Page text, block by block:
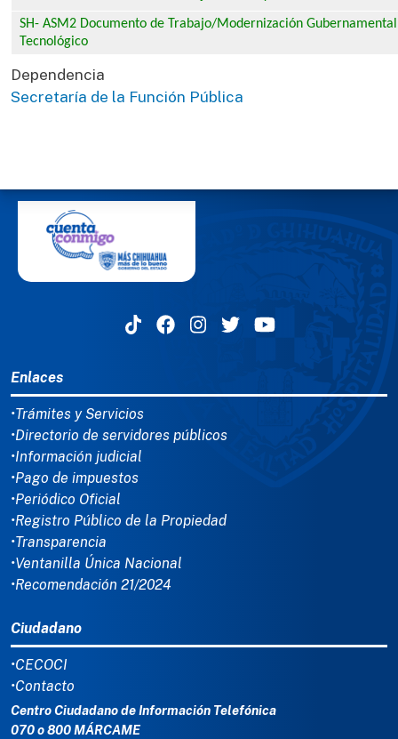
SH- ASM2 Documento de Trabajo/Modernización
Tecnológico
Dependencia
Secretaría de la Función Pública
Enlaces
•Trámites y Servicios
•Directorio de servidores públicos
•Información judicial
•Pago de impuestos
•Periódico Oficial
•Registro Público de la Propiedad
•Transparencia
•Ventanilla Única Nacional
•Recomendación 21/2024
Ciudadano
•CECOCI
•Contacto
Centro Ciudadano de Información Telefónica
070 o 800 MÁRCAME